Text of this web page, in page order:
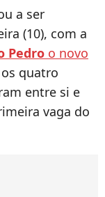
a ser
(10), com a
Pedro o novo
quatro
entre si e
vaga do